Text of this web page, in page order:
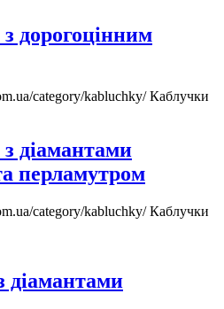
дорогоцінним
category/kabluchky/Каблучки
діамантами
перламутром
category/kabluchky/Каблучки
діамантами